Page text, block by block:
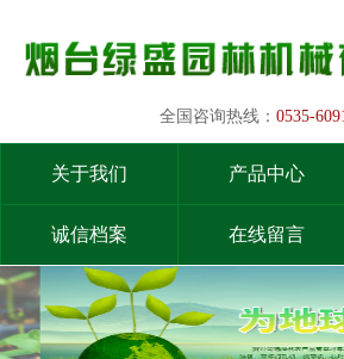
全国咨询热线： 0535-
关于我们 产品中心
诚信档案 在线留言